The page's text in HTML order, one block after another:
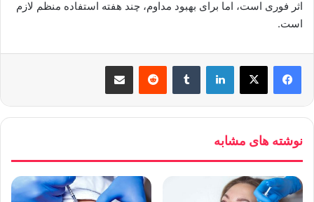
اثر فوری است، اما برای بهبود مداوم، چند هفته استفاده منظم لازم
است.
لینکدین ‫تامبلر ‫رددیت اشتراک گذاری از طریق ایمیل
نوشته های مشابه